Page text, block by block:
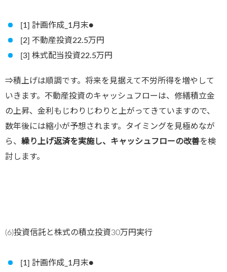
[1] 計画作成_1月末●
[2] 不動産投資22.5万円
[3] 株式配当投資22.5万円
⇒積上げは順調です。将来を見据えて不労所得を増やして
いきます。不動産投資のキャッシュフローは、修繕積立金
の上昇、金利もじわりじわりと上がってきていますので、
数年後には縮小が予想されます。タイミングを見極めなが
ら、 繰り上げ返済を実施し、キャッシュフローの改善を検
討します。
(6)投資信託と株式の積立投資30万円実行
[1] 計画作成_1月末●